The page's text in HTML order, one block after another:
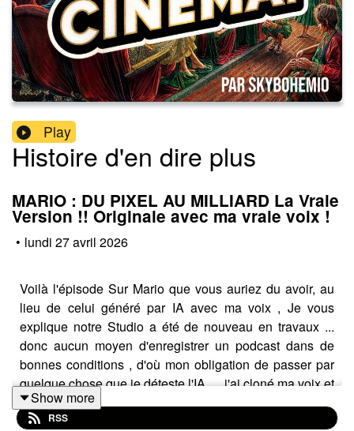
Play
Histoire d'en dire plus
MARIO : DU PIXEL AU MILLIARD La Vraie
Version !! Originale avec ma vraie voix !
• lundi 27 avril 2026
Voilà l'épisode Sur Mario que vous auriez du avoir, au
lieu de celui généré par IA avec ma voix , Je vous
explique notre Studio a été de nouveau en travaux ...
donc aucun moyen d'enregistrer un podcast dans de
bonnes conditions , d'où mon obligation de passer par
quelque chose que je déteste l'IA .... j'ai cloné ma voix et
mis mon travail dedans mais découragé, ces épisodes
sont moins bons que les vrais dont celui ci fait partie , là
Show more
RSS